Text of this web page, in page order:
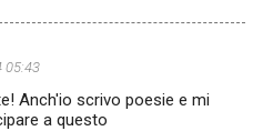
05:43
Anch'io scrivo poesie e mi
a questo